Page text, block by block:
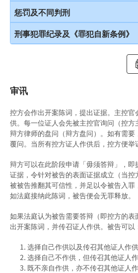
少年罪犯惩罚的限制
判刑原则
在公众地方被警察截停和搜身
缄默权
被捕后的权利
扣留被捕人士
录取供词
在警署及法庭分隔少年人
投诉警察
刑事诉讼法律援助计划
当值律师计划
免费法律谘询计划——不提供服务
电话法律谘询计划
受害者的权利
儿童证人
以电视直播联系提供证据
书面供词
惩罚及不同判刑
引言
社会服务令
感化令
劳教中心
更生中心
感化院
羁留院
戒毒所令
刑事犯罪纪录及《罪犯自新条例》
签保守行为
警司警诫计划
《罪犯自新条例》
《罪犯自新条例》与羁留的命令
《罪犯自新条例》与社会服务令
《罪犯自新条例》与感化令
「已丧失时效」的定罪之含义
审讯
控方会作出开案陈词，提出证据。主控
供。每一位证人会先被主控官询问（控
辩方律师的盘问（辩方盘问）。如有需
覆问。当所有控方证人作供后，控方便举
辩方可以在此阶段申请「毋须答辩」，
证据，令针对被告的表面证据成立（当
被被告推翻其可信性，并足以令被告入罪
如法庭接纳此陈词，被告便会无罪释放。
如果法庭认为被告需要答辩（即控方的
出开案陈词，并传召证人作供。被告可以
选择自己作供以及传召其他证人作供
选择自己不作供，但传召其他证人
既不亲自作供，亦不传召其他证人作